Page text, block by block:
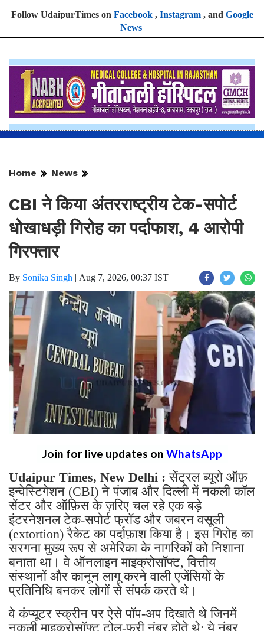
Follow UdaipurTimes on Facebook, Instagram, and Google
News
Home News
CBI ने किया अंतरराष्ट्रीय टेक-सपोर्ट
धोखाधड़ी गिरोह का पर्दाफाश, 4 आरोपी
गिरफ्तार
By Sonika Singh | Aug 7, 2026, 00:37 IST
Join for live updates on WhatsApp
Udaipur Times, New Delhi :सेंट्रल ब्यूरो ऑफ़
इन्वेस्टिगेशन (CBI) ने पंजाब और दिल्ली में नकली कॉल
सेंटर और ऑफ़िस के ज़रिए चल रहे एक बड़े
इंटरनेशनल टेक-सपोर्ट फ्रॉड और जबरन वसूली
(extortion) रैकेट का पर्दाफ़ाश किया है। इस गिरोह का
सरगना मुख्य रूप से अमेरिका के नागरिकों को निशाना
बनाता था। वे ऑनलाइन माइक्रोसॉफ्ट, वित्तीय
संस्थानों और कानून लागू करने वाली एजेंसियों के
प्रतिनिधि बनकर लोगों से संपर्क करते थे।
वे कंप्यूटर स्क्रीन पर ऐसे पॉप-अप दिखाते थे जिनमें
नकली माइक्रोसॉफ्ट टोल-फ्री नंबर होते थे; ये नंबर